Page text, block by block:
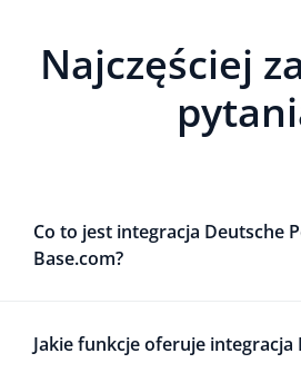
Najczęściej
Co to jest integracja Deutsche
Base.com?
Jakie funkcje oferuje integracja